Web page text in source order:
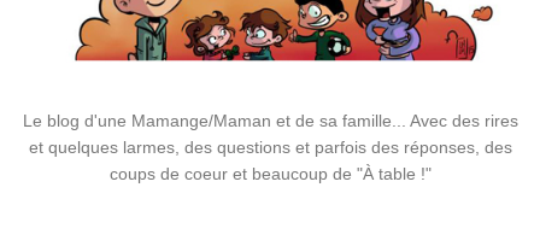
Le blog d'une Mamange/Maman et de sa famille... Avec des rires
et quelques larmes, des questions et parfois des réponses, des
coups de coeur et beaucoup de "À table !"